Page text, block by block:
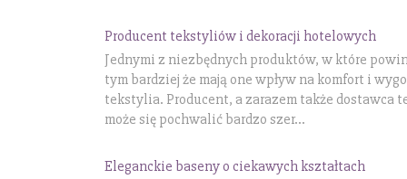
Producent tekstyliów i dekoracji hotelowych
Jednymi z niezbędnych produktów, w które
tym bardziej że mają one wpływ na komfort i
tekstylia. Producent, a zarazem także dostawca
może się pochwalić bardzo szer...
Eleganckie baseny o ciekawych kształtach